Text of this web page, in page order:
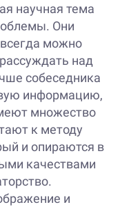
научная тема
Они
можно
над
собеседника
информацию,
множество
к методу
и опираются в
качествами
и